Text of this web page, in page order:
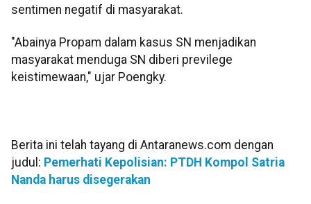
sentimen negatif di masyarakat.
"Abainya Propam dalam kasus SN menjadikan
masyarakat menduga SN diberi previlege
keistimewaan," ujar Poengky.
Berita ini telah tayang di Antaranews.com dengan
judul: Pemerhati Kepolisian: PTDH Kompol Satria
Nanda harus disegerakan